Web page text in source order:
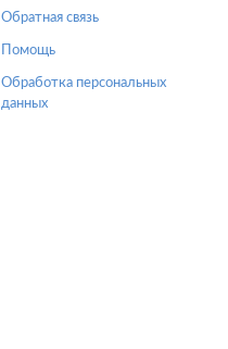
Обратная связь
Помощь
Обработка персональных
данных